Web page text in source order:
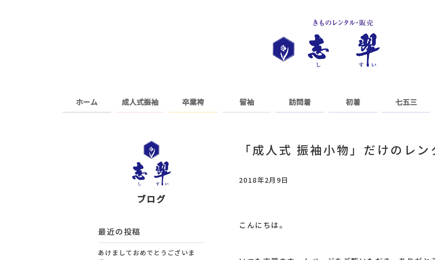
ホーム 成人式振袖 卒業袴 留袖 訪問着 初着 七五三
「成人式 振袖小物」だけのレ
2018年2月9日
こんにちは。
ブログ
最近の投稿
あけましておめでとうございま